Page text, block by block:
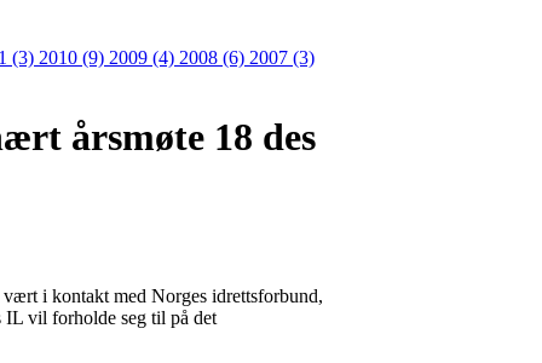
(3) 2010 (9) 2009 (4) 2008 (6) 2007 (3)
årsmøte 18 des
i kontakt med Norges idrettsforbund,
IL vil forholde seg til på det